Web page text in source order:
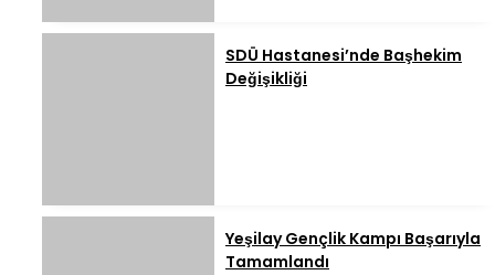
SDÜ Hastanesi’nde Başhekim
Değişikliği
Yeşilay Gençlik Kampı Başarıyla
Tamamlandı